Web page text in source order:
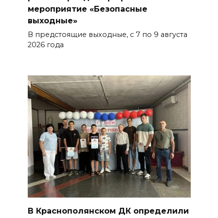
07 августа 2026 14:28
Раскаленный август
07 августа 2026 14:28
новому «Метеору» присвоили
имя «Андрей Байков»
07 августа 2026 14:25
Миграционная ситуация на
Дону
07 августа 2026 14:20
Штормовое предупреждение:
на Ростовскую область
мероприятие «Безопасные
выходные»
В предстоящие выходные, с 7 по 9 августа
2026 года
В Краснополянском ДК определили